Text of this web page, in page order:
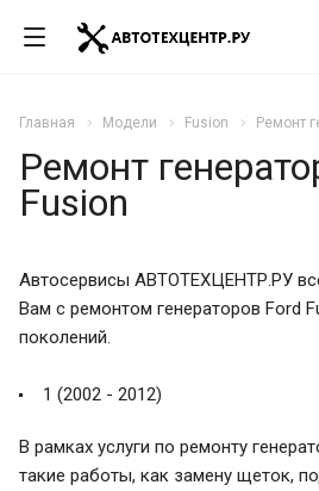
Главная Модели Fusion Ремонт
Ремонт
Fusion
Автосервисы АВТОТЕХЦЕНТР.РУ
Вам с ремонтом генераторов Ford
поколений.
1 (2002 - 2012)
В рамках услуги по ремонту
такие работы, как замену щеток,